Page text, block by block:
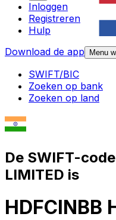
Inloggen
Registreren
Hulp
Download de app
Menu
SWIFT/BIC
Zoeken op bank
Zoeken op land
De SWIFT-
LIMITED is
HDFCINBB